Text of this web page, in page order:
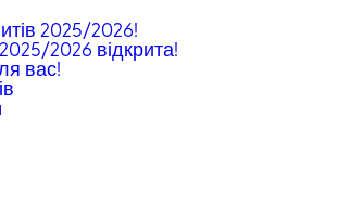
2025/2026!
2026 відкрита!
вас!